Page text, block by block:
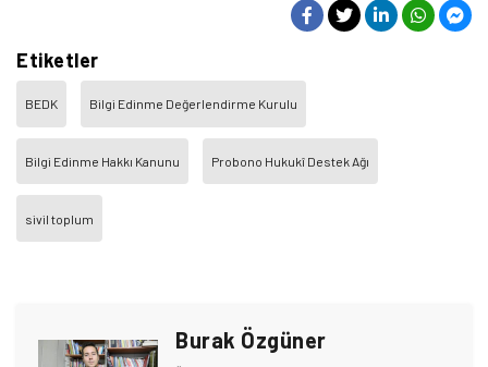
Etiketler
BEDK Bilgi Edinme Değerlendirme Kurulu
Bilgi Edinme Hakkı Kanunu Probono Hukukî Destek Ağı
sivil toplum
Burak Özgüner